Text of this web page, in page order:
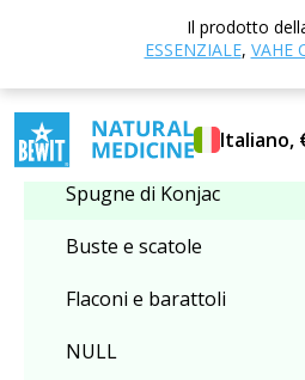
Il prodotto
ESSENZIALE, VAHE
Italiano,
Selezionare la categoria
Spugne di Konjac
Spugne di Konjac
Buste e scatole
Flaconi e barattoli
NULL